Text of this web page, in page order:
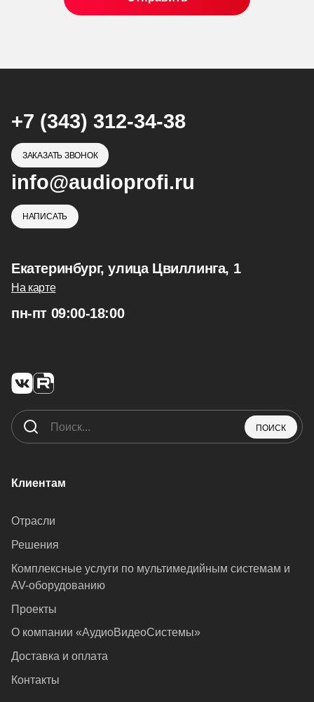
+7 (343) 312-34-38
ЗАКАЗАТЬ ЗВОНОК
info@audioprofi.ru
НАПИСАТЬ
Екатеринбург, улица Цвиллинга, 1
На карте
пн-пт 09:00-18:00
ПОИСК
Клиентам
Отрасли
Решения
Комплексные услуги по мультимедийным системам и
AV-оборудованию
Проекты
О компании «АудиоВидеоСистемы»
Доставка и оплата
Контакты